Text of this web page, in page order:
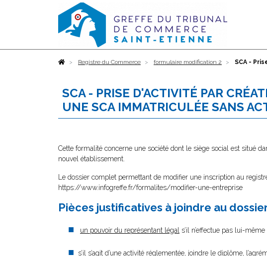
AccueilRegistre du Commerce formulaire modification 2 SCA -
SCA - PRISE D'ACTIVITÉ PAR
UNE SCA IMMATRICULÉE SANS
Cette formalité concerne une société dont le siège social est situé
nouvel établissement.
Le dossier complet permettant de modifier une inscription au
https://www.infogreffe.fr/formalites/modifier-une-entreprise
Pièces justificatives à joindre au
un pouvoir du représentant légal s’il n’effectue pas lui-
s’il s’agit d’une activité réglementée, joindre le diplôme,